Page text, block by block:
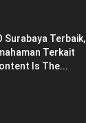
Surabaya Terbaik,
Terkait
Is The...